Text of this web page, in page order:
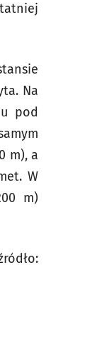
Na
pod
m), a
W
m)